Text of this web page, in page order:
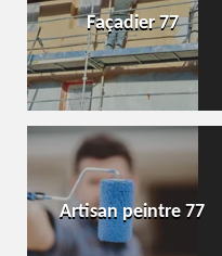
Façadier 77
Artisan peintre 77